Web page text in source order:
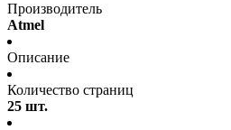
Производитель
Atmel
Описание
Количество страниц
25 шт.